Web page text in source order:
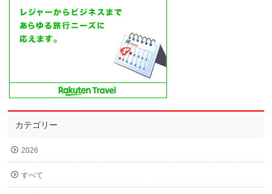
カテゴリー
2026
すべて